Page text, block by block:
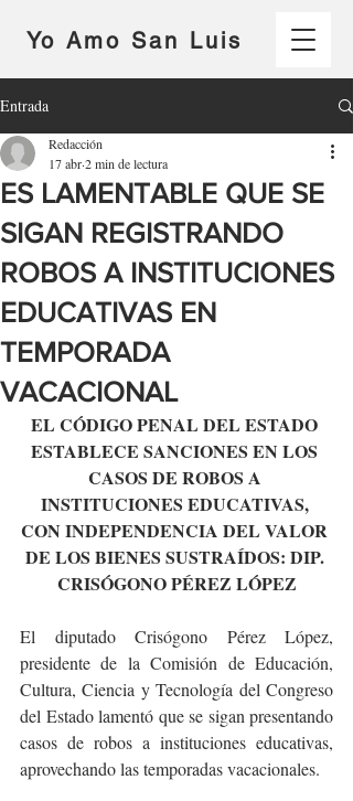
Yo Amo San Luis
Entrada
ES LAMENTABLE QUE SE
SIGAN REGISTRANDO
ROBOS A INSTITUCIONES
EDUCATIVAS EN
TEMPORADA
VACACIONAL
Redacción
17 abr2 min de lectura
EL CÓDIGO PENAL DEL ESTADO
ESTABLECE SANCIONES EN LOS
CASOS DE ROBOS A
INSTITUCIONES EDUCATIVAS,
CON INDEPENDENCIA DEL VALOR
DE LOS BIENES SUSTRAÍDOS: DIP.
CRISÓGONO PÉREZ LÓPEZ
El diputado Crisógono Pérez López,
presidente de la Comisión de Educación,
Cultura, Ciencia y Tecnología del Congreso
del Estado lamentó que se sigan presentando
casos de robos a instituciones educativas,
aprovechando las temporadas vacacionales.